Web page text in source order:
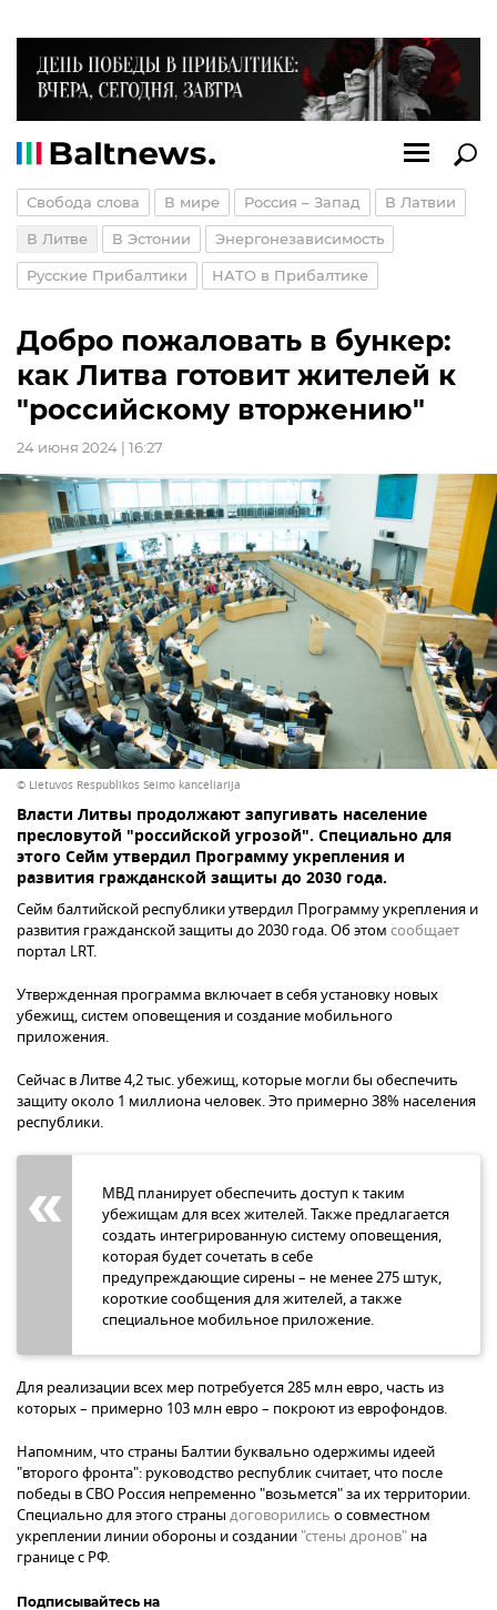
Свобода слова В мире Россия – Запад В Латвии
В Литве В Эстонии Энергонезависимость
Русские Прибалтики НАТО в Прибалтике
Добро пожаловать в бункер:
как Литва готовит жителей к
"российскому вторжению"
24 июня 2024 | 16:27
© Lietuvos Respublikos Seimo kanceliarija
Власти Литвы продолжают запугивать население
пресловутой "российской угрозой". Специально для
этого Сейм утвердил Программу укрепления и
развития гражданской защиты до 2030 года.
Сейм балтийской республики утвердил Программу укрепления и
развития гражданской защиты до 2030 года. Об этом сообщает
портал LRT.
Утвержденная программа включает в себя установку новых
убежищ, систем оповещения и создание мобильного
приложения.
Сейчас в Литве 4,2 тыс. убежищ, которые могли бы обеспечить
защиту около 1 миллиона человек. Это примерно 38% населения
республики.
МВД планирует обеспечить доступ к таким
убежищам для всех жителей. Также предлагается
создать интегрированную систему оповещения,
которая будет сочетать в себе
предупреждающие сирены – не менее 275 штук,
короткие сообщения для жителей, а также
специальное мобильное приложение.
Для реализации всех мер потребуется 285 млн евро, часть из
которых – примерно 103 млн евро – покроют из еврофондов.
Напомним, что страны Балтии буквально одержимы идеей
"второго фронта": руководство республик считает, что после
победы в СВО Россия непременно "возьмется" за их территории.
Специально для этого страны договорились о совместном
укреплении линии обороны и создании "стены дронов" на
границе с РФ.
Подписывайтесь на